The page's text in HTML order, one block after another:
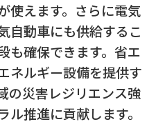
使えます。さらに電気
自動車にも供給するこ
も確保できます。省エ
ネルギー設備を提供す
の災害レジリエンス強
推進に貢献します。